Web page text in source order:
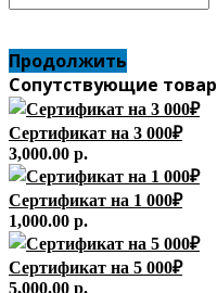
Продолжить
Сопутствующие
Сертификат на 3 000₽
3,000.00 р.
Сертификат на 1 000₽
1,000.00 р.
Сертификат на 5 000₽
5,000.00 р.